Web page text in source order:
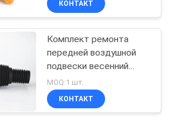
Range Rover L322 2002-
RNB000750
КОНТАКТ
Комплект ремонта
передней воздушной
подвески весенний
мешок для Land Rover
Range Vogue L405
LR056926 LR056924
MOQ:1 шт.
КОНТАКТ